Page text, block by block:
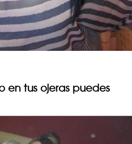
en tus ojeras puedes